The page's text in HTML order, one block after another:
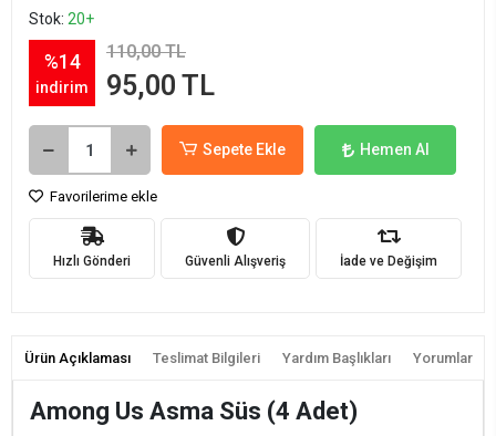
Stok: 20+
%14
indirim
110,00 TL
95,00 TL
Sepete Ekle Hemen Al
Favorilerime ekle
Hızlı Gönderi Güvenli Alışveriş İade ve Değişim
Ürün Açıklaması Teslimat Bilgileri Yardım Başlıkları Yorumlar
Among Us Asma Süs (4 Adet)